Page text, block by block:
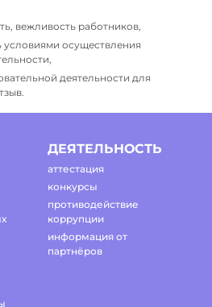
вежливость работников,
условиями осуществления
деятельности для
ДЕЯТЕЛЬНОСТЬ
аттестация
конкурсы
противодействие
коррупции
информация от
партнёров